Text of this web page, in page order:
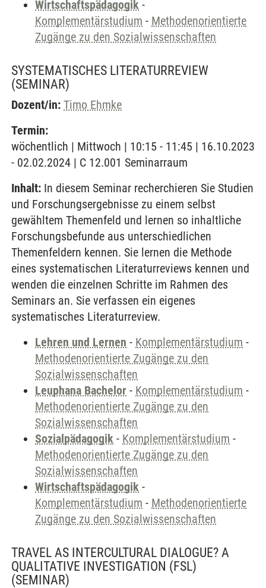
Wirtschaftspädagogik -
Komplementärstudium - Methodenorientierte
Zugänge zu den Sozialwissenschaften
SYSTEMATISCHES LITERATURREVIEW
(SEMINAR)
Dozent/in: Timo Ehmke
Termin:
wöchentlich | Mittwoch | 10:15 - 11:45 | 16.10.2023
- 02.02.2024 | C 12.001 Seminarraum
Inhalt: In diesem Seminar recherchieren Sie Studien
und Forschungsergebnisse zu einem selbst
gewähltem Themenfeld und lernen so inhaltliche
Forschungsbefunde aus unterschiedlichen
Themenfeldern kennen. Sie lernen die Methode
eines systematischen Literaturreviews kennen und
wenden die einzelnen Schritte im Rahmen des
Seminars an. Sie verfassen ein eigenes
systematisches Literaturreview.
Lehren und Lernen - Komplementärstudium -
Methodenorientierte Zugänge zu den
Sozialwissenschaften
Leuphana Bachelor - Komplementärstudium -
Methodenorientierte Zugänge zu den
Sozialwissenschaften
Sozialpädagogik - Komplementärstudium -
Methodenorientierte Zugänge zu den
Sozialwissenschaften
Wirtschaftspädagogik -
Komplementärstudium - Methodenorientierte
Zugänge zu den Sozialwissenschaften
TRAVEL AS INTERCULTURAL DIALOGUE? A
QUALITATIVE INVESTIGATION (FSL)
(SEMINAR)